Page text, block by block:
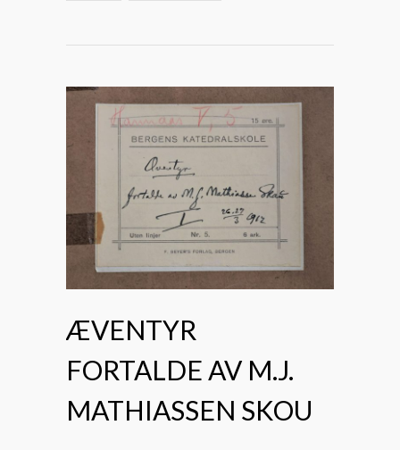
ÆVENTYR
FORTALDE AV M.J.
MATHIASSEN SKOU